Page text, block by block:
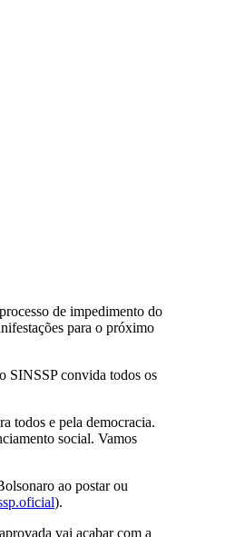
de impedimento do
para o próximo
SINSSP convida todos os
todos e pela democracia.
social. Vamos
ao postar ou
).
vai acabar com a